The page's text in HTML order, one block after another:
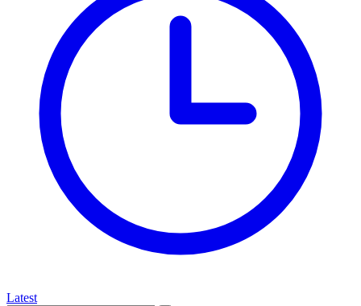
Latest